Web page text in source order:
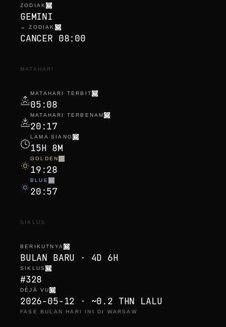
ZODIAK
GEMINI
→ ZODIAK
CANCER 08:00
MATAHARI
MATAHARI TERBIT
05:08
MATAHARI TERBENAM
20:17
LAMA SIANG
15H 8M
GOLDEN
19:28
BLUE
20:57
SIKLUS
BERIKUTNYA
BULAN BARU · 4D 6H
SIKLUS
#328
DÉJÀ VU
2026-05-12 · ~0.2 THN LALU
FASE BULAN HARI INI DI WARSAW